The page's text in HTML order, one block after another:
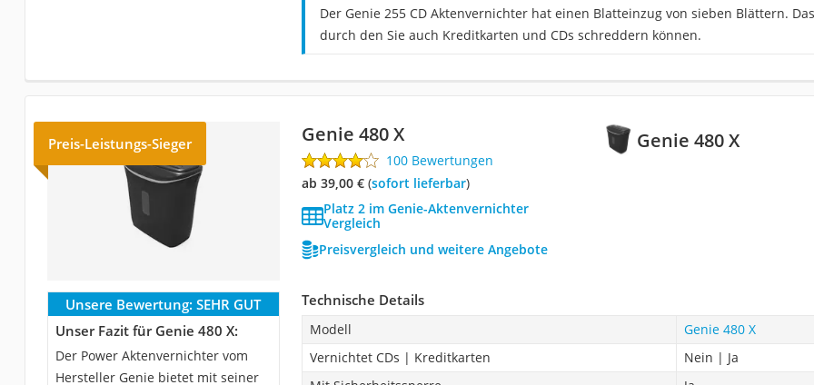
Der Genie 255 CD Aktenvernichter hat einen Blatteinzug von sieben Blättern.
durch den Sie auch Kreditkarten und CDs schreddern können.
Genie 480 X
Preis-Leistungs-Sieger Genie 480 X
100 Bewertungen
ab 39,00 €( Sofort lieferbar)
Platz 2 im Genie-Aktenvernichter
Vergleich
Preisvergleich und weitere Angebote
Unsere Bewertung: SEHR GUT
Unser Fazit für Genie 480 X:
Der Power Aktenvernichter vom
Hersteller Genie bietet mit seiner
Technische Details
Modell
Genie 480 X
Vernichtet CDs | Kreditkarten
Nein | Ja